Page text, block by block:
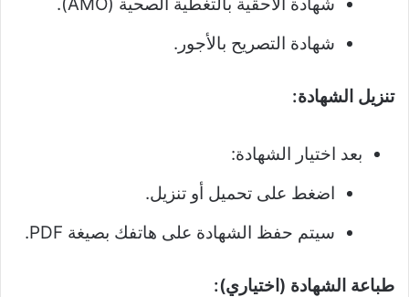
شهادة التصريح بالأجور.
تنزيل الشهادة:
بعد اختيار الشهادة:
اضغط على تحميل أو تنزيل.
سيتم حفظ الشهادة على هاتفك بصيغة PDF.
طباعة الشهادة (اختياري):